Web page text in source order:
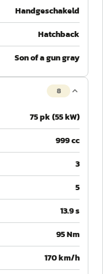
Handgeschakeld
Hatchback
Son of a gun gray
8
75 pk (55 kW)
999 cc
3
5
13.9 s
95 Nm
170 km/h